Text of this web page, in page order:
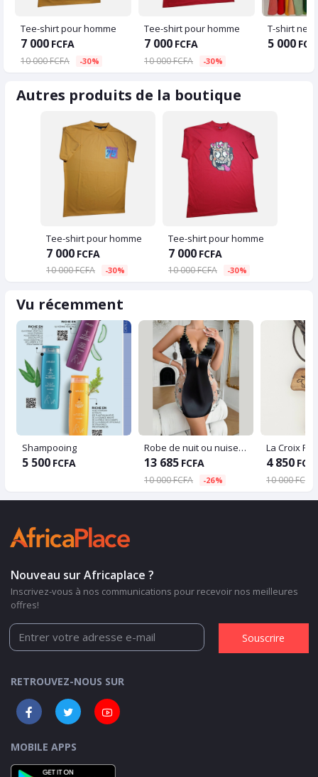
Tee-shirt pour homme
7 000 FCFA
10 000 FCFA -30%
Tee-shirt pour homme
7 000 FCFA
10 000 FCFA -30%
T-shirt neuf
5 000
Autres produits de la boutique
Tee-shirt pour homme
7 000 FCFA
10 000 FCFA -30%
Tee-shirt pour homme
7 000 FCFA
10 000 FCFA -30%
Vu récemment
Shampooing
5 500 FCFA
Robe de nuit ou nuisette 2 en 1 pour femme
13 685 FCFA
10 000 FCFA -26%
4 850
10 000 FCFA
Nouveau sur Africaplace ?
Inscrivez-vous à nos communications pour recevoir nos meilleures
offres!
Souscrire
RETROUVEZ-NOUS SUR
MOBILE APPS